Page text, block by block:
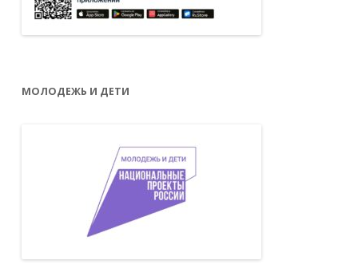
МОЛОДЕЖЬ И ДЕТИ